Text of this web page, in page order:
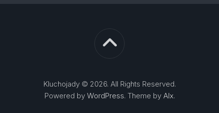
Kluchojady © 2026. All Rights Reserved.
Powered by WordPress. Theme by Alx.